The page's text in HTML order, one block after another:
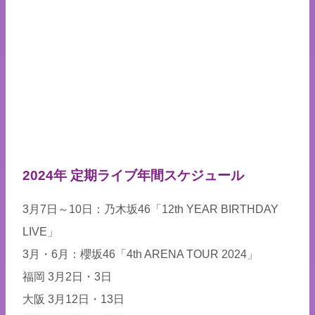
2024年 定期ライブ年間スケジュール
3月7日～10日：乃木坂46「12th YEAR BIRTHDAY
LIVE」
3月・6月：櫻坂46「4th ARENA TOUR 2024」
福岡 3月2日・3日
大阪 3月12日・13日